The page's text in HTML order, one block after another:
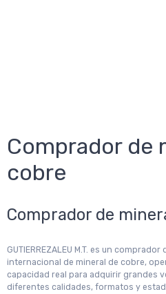
Comprador de
cobre
Comprador de
GUTIERREZALEU M.T. es un
internacional de mineral de cobre,
capacidad real para adquirir grandes
diferentes calidades, formatos y